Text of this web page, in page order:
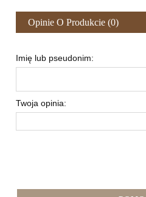
Opinie O Produkcie (0)
Imię lub pseudonim:
Twoja opinia: